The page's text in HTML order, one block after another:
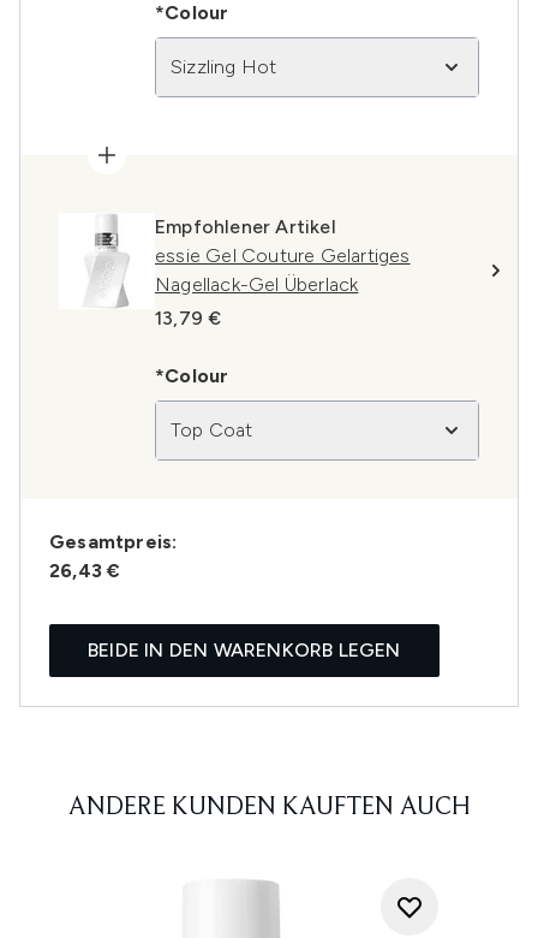
*Colour
Sizzling Hot
Empfohlener Artikel
essie Gel Couture Gelartiges
Nagellack-Gel Überlack
13,79 €
*Colour
Top Coat
Gesamtpreis:
26,43 €
BEIDE IN DEN WARENKORB LEGEN
ANDERE KUNDEN KAUFTEN AUCH